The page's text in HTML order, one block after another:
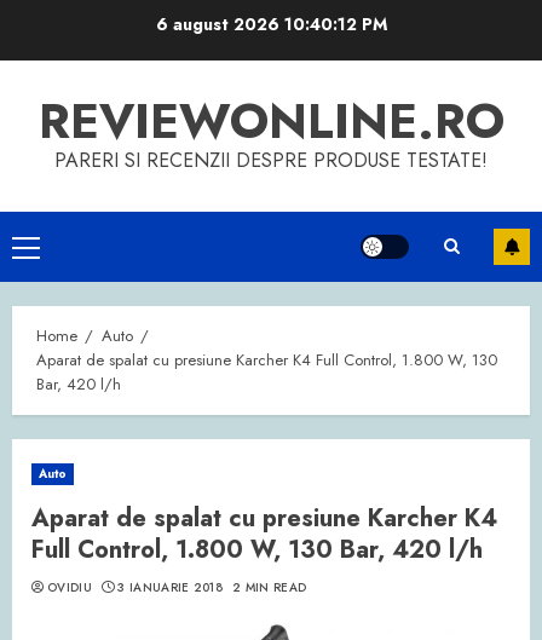
6 august 2026 10:40:12 PM
REVIEWONLINE.RO
PARERI SI RECENZII DESPRE PRODUSE TESTATE!
Primary
Menu
Home
Auto
Aparat de spalat cu presiune Karcher K4 Full Control, 1.800 W, 130
Bar, 420 l/h
Auto
Aparat de spalat cu presiune Karcher K4
Full Control, 1.800 W, 130 Bar, 420 l/h
OVIDIU 3 IANUARIE 2018 2 MIN READ